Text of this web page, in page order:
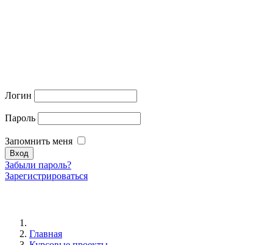
Логин
Пароль
Запомнить меня
Забыли пароль?
Зарегистрироваться
Главная